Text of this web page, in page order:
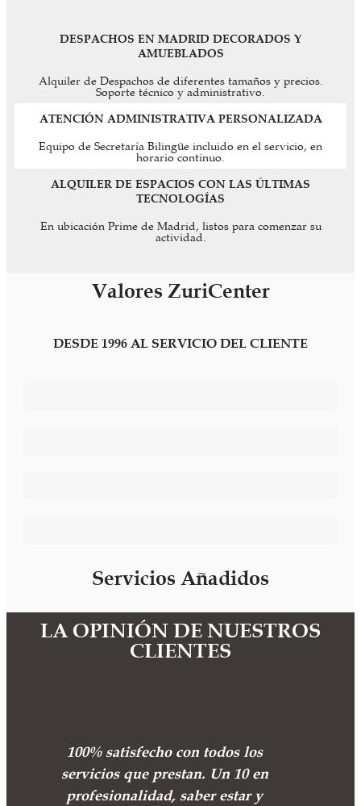
DESPACHOS EN MADRID DECORADOS Y
AMUEBLADOS
Alquiler de Despachos de diferentes tamaños y precios.
Soporte técnico y administrativo.
ATENCIÓN ADMINISTRATIVA PERSONALIZADA
Equipo de Secretaría Bilingüe incluido en el servicio, en
horario continuo.
ALQUILER DE ESPACIOS CON LAS ÚLTIMAS
TECNOLOGÍAS
En ubicación Prime de Madrid, listos para comenzar su
actividad.
Valores ZuriCenter
DESDE 1996 AL SERVICIO DEL CLIENTE
Servicios Añadidos
LA OPINIÓN DE NUESTROS
CLIENTES
100% satisfecho con todos los
servicios que prestan. Un 10 en
profesionalidad, saber estar y